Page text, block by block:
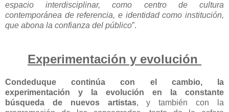
espacio interdisciplinar, como centro de cultura
contemporánea de referencia, e identidad como institución,
que abona la confianza del público”.
Experimentación y evolución
Condeduque
continúa con el cambio, la
experimentación y la evolución en la constante
búsqueda de nuevos artistas, y también con la